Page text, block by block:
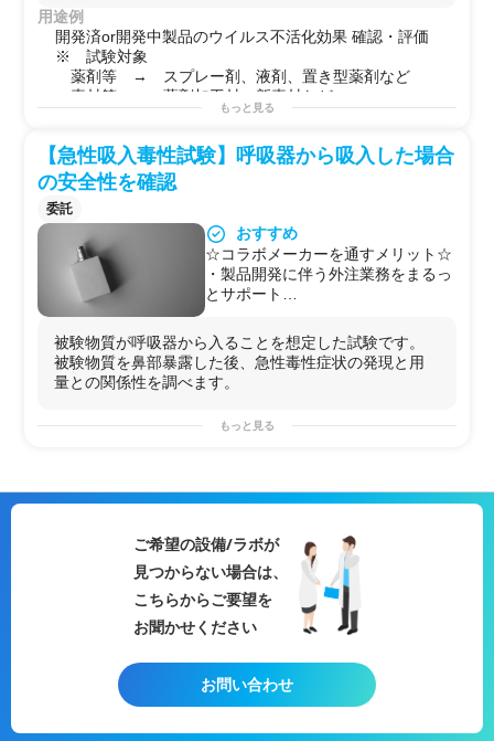
用途例
開発済or開発中製品のウイルス不活化効果 確認・評価
※ 試験対象
薬剤等 → スプレー剤、液剤、置き型薬剤など
素材等 → 薬剤加工材、新素材など
家電等 → UV照射機器、空気清浄機など
もっと見る
【急性吸入毒性試験】呼吸器から吸入した場合
の安全性を確認
委託
おすすめ
☆コラボメーカーを通すメリット☆
・製品開発に伴う外注業務をまるっ
とサポート
験・有効性試験などもまとめて受託
可能
【安全性試験委託サービスのポイン
ト】
グ、目的に合わせて試験内容をご提
ト
るので、予算・納期に合わせて、複
数の試験先から最適な試験先をご紹
介
☆複数の試験先とのやり取りをコン
シェルジュが行うので、お客様の業
務負担軽減
結果の取り扱いについてもご相談可
能
詳細は製品開発担当者様向け【安全
性試験 委託サービス】もご覧くだ
被験物質が呼吸器から入ることを想定した試験です。
被験物質を鼻部暴露した後、急性毒性症状の発現と用
量との関係性を調べます。
もっと見る
ご希望の設備/ラボが
見つからない場合は、
こちらからご要望を
お聞かせください
お問い合わせ